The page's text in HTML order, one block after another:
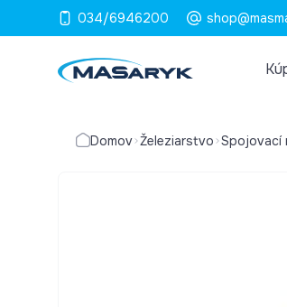
034/6946200
Domov Železiarstvo Spojovací